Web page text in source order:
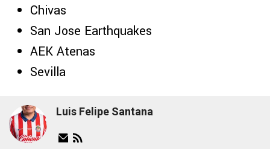
Chivas
San Jose Earthquakes
AEK Atenas
Sevilla
Luis Felipe Santana